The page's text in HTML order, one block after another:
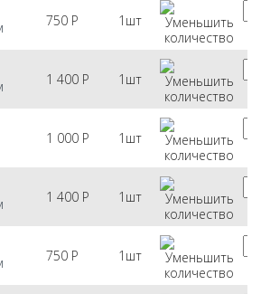
750 Р 1шт
1 400 Р 1шт
1 000 Р 1шт
1 400 Р 1шт
750 Р 1шт